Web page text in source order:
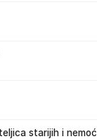
starijih i